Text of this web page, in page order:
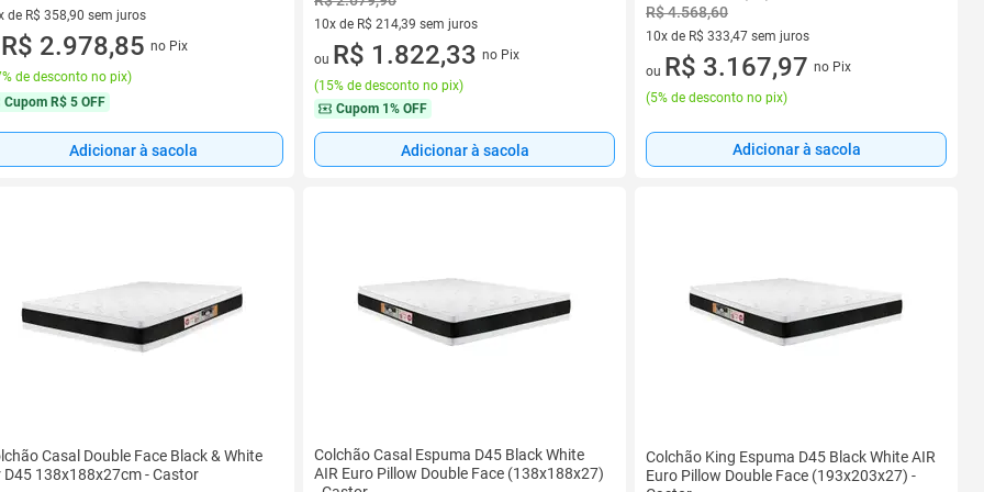
de R$ 358,90 sem juros
vez de R$ 358,90 sem juros
R$ 2.978,85 no Pix
de desconto no pix)
Cupom R$ 5 OFF
Adicionar à sacola
10x de R$ 214,39 sem juros
10 vez de R$ 214,39 sem juros
ou R$ 1.822,33 no Pix
(15% de desconto no pix)
Cupom 1% OFF
Adicionar à sacola
R$ 4.568,60
10x de R$ 333,47 sem juros
10 vez de R$ 333,47 sem juros
ou R$ 3.167,97 no Pix
(5% de desconto no pix)
Adicionar à sacola
Casal Double Face Black & White
D45 138x188x27cm - Castor
Colchão Casal Espuma D45 Black White
AIR Euro Pillow Double Face (138x188x27)
Colchão King Espuma D45 Black White AIR
Euro Pillow Double Face (193x203x27) -